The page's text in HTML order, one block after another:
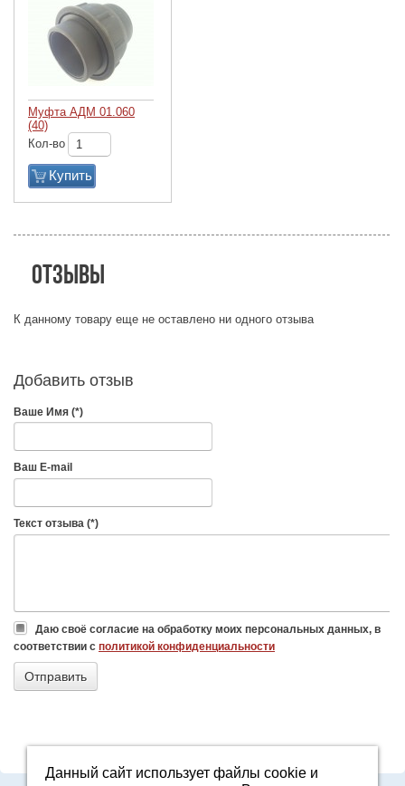
Муфта АДМ 01.060
(40)
Кол-во
Купить
Отзывы
К данному товару еще не оставлено ни одного отзыва
Добавить отзыв
Ваше Имя (*)
Ваш E-mail
Текст отзыва (*)
Даю своё согласие на обработку моих персональных данных, в
соответствии с политикой конфиденциальности
Данный сайт использует файлы cookie и